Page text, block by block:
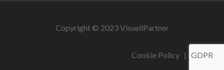
Copyright © 2023 VisuellPartner
Cookie Policy| GDPR